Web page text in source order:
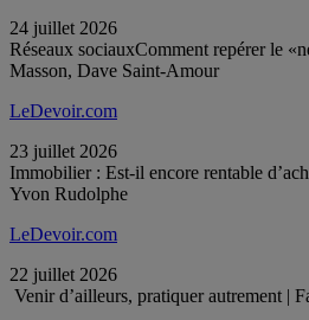
24 juillet 2026
Réseaux sociauxComment repérer le
Masson, Dave Saint-Amour
LeDevoir.com
23 juillet 2026
Immobilier : Est-il encore rentable
Yvon Rudolphe
LeDevoir.com
22 juillet 2026
Venir d’ailleurs, pratiquer autrement |